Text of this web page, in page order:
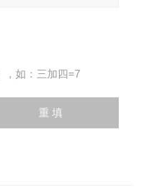
，如：三加四=7